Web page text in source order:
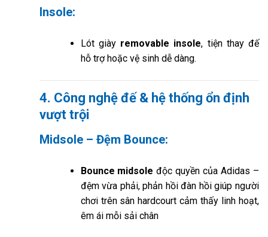
Insole:
Lót giày removable insole, tiện thay đế
hỗ trợ hoặc vệ sinh dễ dàng.
4. Công nghệ đế & hệ thống ổn định
vượt trội
Midsole – Đệm Bounce:
Bounce midsole độc quyền của Adidas –
đệm vừa phải, phản hồi đàn hồi giúp người
chơi trên sân hardcourt cảm thấy linh hoạt,
êm ái mỗi sải chân